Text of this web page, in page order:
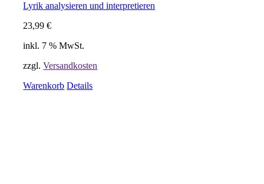
Lyrik analysieren und interpretieren
23,99€
inkl. 7 % MwSt.
zzgl.Versandkosten
Warenkorb Details